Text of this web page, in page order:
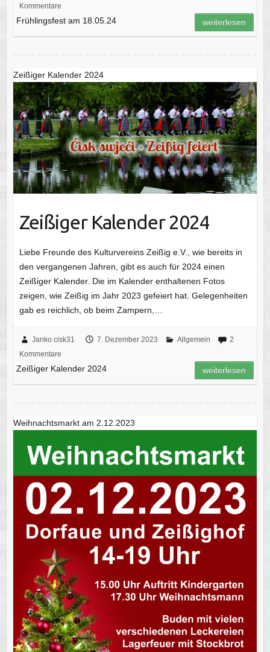
Kommentare
Frühlingsfest am 18.05.24 weiterlesen
Zeißiger Kalender 2024
Zeißiger Kalender 2024
Liebe Freunde des Kulturvereins Zeißig e.V., wie bereits in
den vergangenen Jahren, gibt es auch für 2024 einen
Zeißiger Kalender. Die im Kalender enthaltenen Fotos
zeigen, wie Zeißig im Jahr 2023 gefeiert hat. Gelegenheiten
gab es reichlich, ob beim Zampern,…
Janko cisk31 7. Dezember 2023 Allgemein
2
Kommentare
Zeißiger Kalender 2024 weiterlesen
Weihnachtsmarkt am 2.12.2023